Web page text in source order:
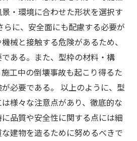
・環境に合わせた形状を選択す
らに、安全面にも配慮する必要が
械と接触する危険があるため、
ある。また、型枠の材料・構
工中の倒壊事故も起こり得るた
必要である。 以上のように、型
様々な注意点があり、徹底的な
品質や安全性に関する点には細
建物を造るために努めるべきで